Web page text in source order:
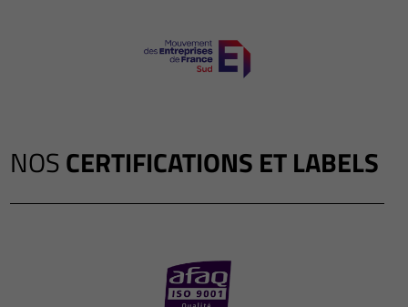
NOSCERTIFICATIONS ET LABELS